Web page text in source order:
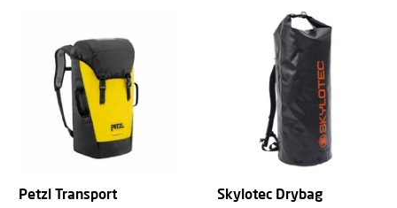
Petzl Transport Skylotec Drybag